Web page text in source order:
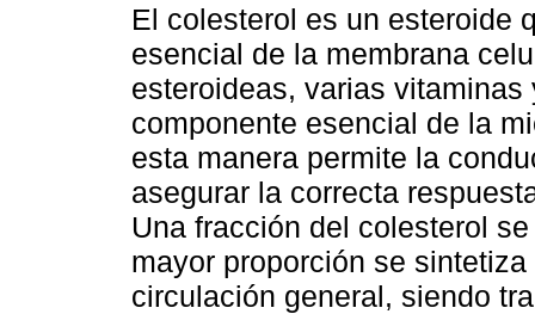
El colesterol es un esteroide
esencial de la membrana
esteroideas, varias vitaminas
componente esencial de la
esta manera permite la
asegurar la correcta
Una fracción del colesterol
mayor proporción se
circulación general, siendo